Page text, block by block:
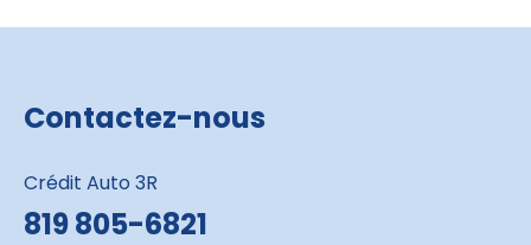
Contactez-nous
Crédit Auto 3R
819 805-6821